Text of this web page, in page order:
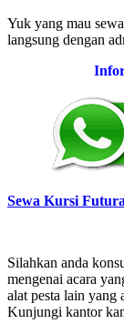
Yuk yang mau
langsung dengan
Sewa Kursi
Silahkan anda
mengenai acara
alat pesta lain yang
Kunjungi kantor